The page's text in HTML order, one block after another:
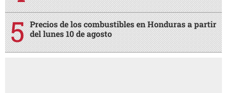
Precios de los combustibles en Honduras a partir
del lunes 10 de agosto